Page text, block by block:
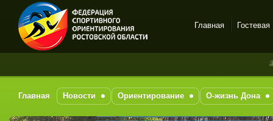
Спортивное
на-Дону
Главная Гостевая
За
Главная Новости Ориентирование О-жизнь Дона